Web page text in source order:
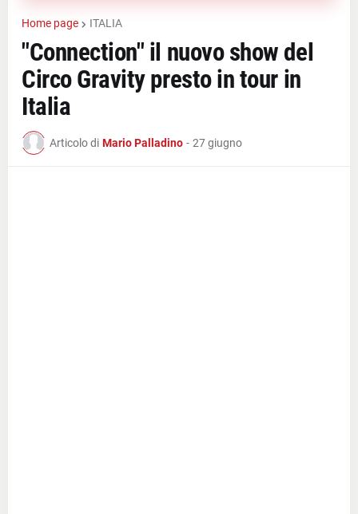
Home page ITALIA
"Connection" il nuovo show del
Circo Gravity presto in tour in
Italia
Articolo di Mario Palladino - 27 giugno